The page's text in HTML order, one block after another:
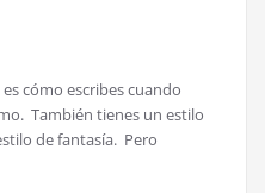
cómo escribes cuando
También tienes un estilo
de fantasía. Pero